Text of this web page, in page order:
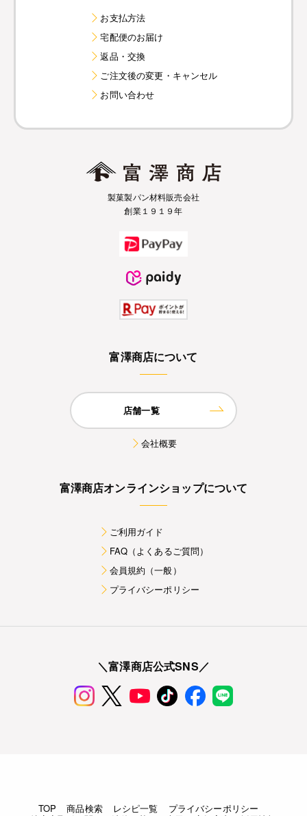
お支払方法
宅配便のお届け
返品・交換
ご注文後の変更・キャンセル
お問い合わせ
製菓製パン材料販売会社
創業１９１９年
富澤商店について
店舗一覧
会社概要
富澤商店オンラインショップについて
ご利用ガイド
FAQ（よくあるご質問）
会員規約（一般）
プライバシーポリシー
＼富澤商店公式SNS／
TOP 商品検索 レシピ一覧
プライバシーポリシー